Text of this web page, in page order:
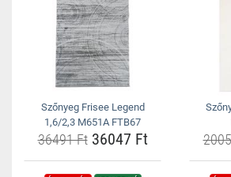
Szőnyeg Frisee Legend
1,6/2,3 M651A FTB67
36491 Ft36047 Ft